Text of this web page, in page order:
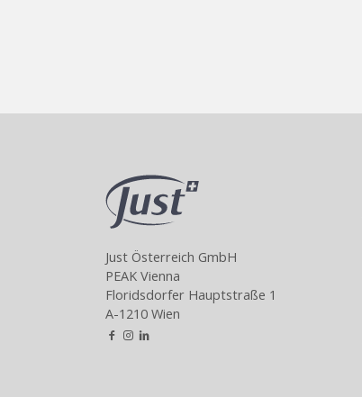
Just Österreich GmbH
PEAK Vienna
Floridsdorfer Hauptstraße 1
A-1210 Wien